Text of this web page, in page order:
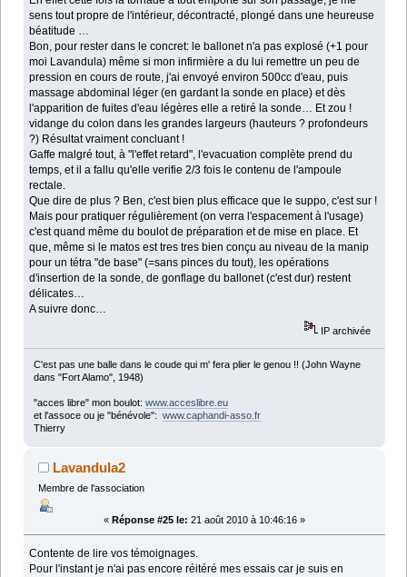
sens tout propre de l'intérieur, décontracté, plongé dans une heureuse
béatitude …
Bon, pour rester dans le concret: le ballonet n'a pas explosé (+1 pour
moi Lavandula) même si mon infirmière a du lui remettre un peu de
pression en cours de route, j'ai envoyé environ 500cc d'eau, puis
massage abdominal léger (en gardant la sonde en place) et dès
l'apparition de fuites d'eau légères elle a retiré la sonde… Et zou !
vidange du colon dans les grandes largeurs (hauteurs ? profondeurs
?) Résultat vraiment concluant !
Gaffe malgré tout, à "l'effet retard", l'evacuation complète prend du
temps, et il a fallu qu'elle verifie 2/3 fois le contenu de l'ampoule
rectale.
Que dire de plus ? Ben, c'est bien plus efficace que le suppo, c'est sur !
Mais pour pratiquer régulièrement (on verra l'espacement à l'usage)
c'est quand même du boulot de préparation et de mise en place. Et
que, même si le matos est tres tres bien conçu au niveau de la manip
pour un tétra "de base" (=sans pinces du tout), les opérations
d'insertion de la sonde, de gonflage du ballonet (c'est dur) restent
délicates…
A suivre donc…
IP archivée
C'est pas une balle dans le coude qui m' fera plier le genou !! (John Wayne
dans "Fort Alamo", 1948)
"acces libre" mon boulot: www.acceslibre.eu
et l'assoce ou je "bénévole": www.caphandi-asso.fr
Thierry
Lavandula2
Membre de l'association
« Réponse #25 le: 21 août 2010 à 10:46:16 »
Contente de lire vos témoignages.
Pour l'instant je n'ai pas encore réitéré mes essais car je suis en